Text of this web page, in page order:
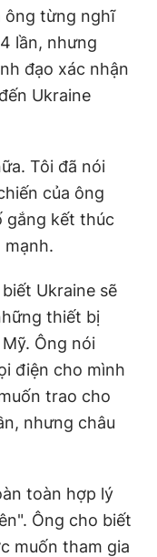
ông từng nghĩ
lần, nhưng
đạo xác nhận
Ukraine
Tôi đã nói
của ông
gắng kết thúc
mạnh.
Ukraine sẽ
thiết bị
Ông nói
điện cho mình
trao cho
nhưng châu
toàn hợp lý
Ông cho biết
muốn tham gia